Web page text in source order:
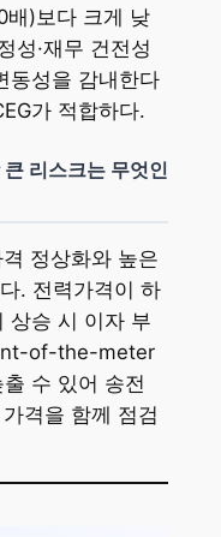
배)보다 크게 낮
성·재무 건전성
동성을 감내한다
가 적합하다.
리스크는 무엇인
정상화와 높은
. 전력가격이 하
상승 시 이자 부
of-the-meter
수 있어 송전
격을 함께 점검